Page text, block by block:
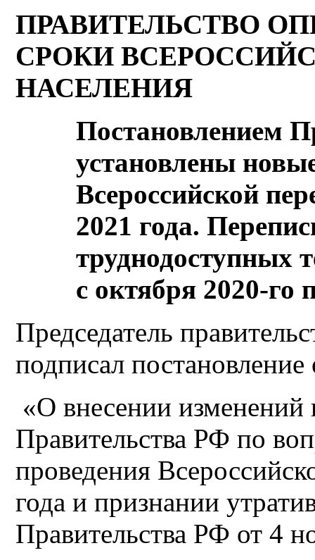
ПРАВИТЕЛЬСТВО
СРОКИ
НАСЕЛЕНИЯ
Постановлением
установлены
Всероссийской
2021 года.
труднодоступных
с октября 2020-го
Председатель
подписал
«О внесении изменений
Правительства РФ по
проведения
года и признании
Правительства РФ от 4